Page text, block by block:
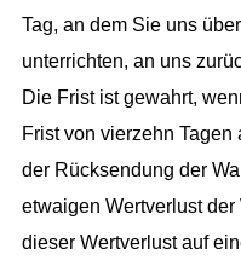
Tag, an dem Sie uns
unterrichten, an uns
Die Frist ist gewahrt,
Frist von vierzehn
der Rücksendung der
etwaigen Wertverlust
dieser Wertverlust auf